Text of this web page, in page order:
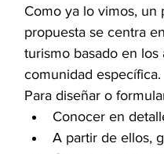
Como ya lo vimos,
propuesta se centra
turismo basado en
comunidad específica.
Para diseñar o
Conocer en
A partir de ellos,